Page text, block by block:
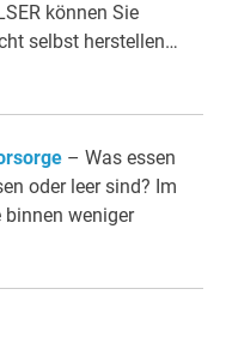
können Sie
selbst herstellen…
– Was essen
oder leer sind? Im
binnen weniger